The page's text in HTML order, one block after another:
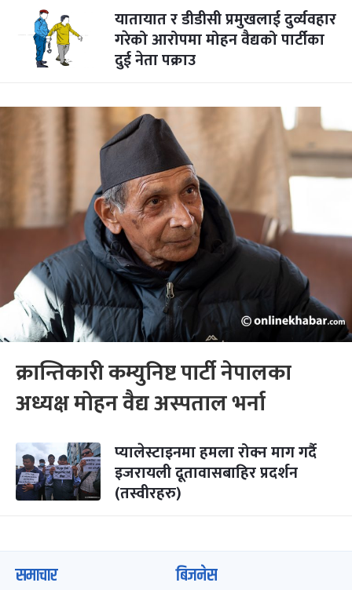
यातायात र डीडीसी प्रमुखलाई दुर्व्यवहार
गरेको आरोपमा मोहन वैद्यको पार्टीका
दुई नेता पक्राउ
क्रान्तिकारी कम्युनिष्ट पार्टी नेपालका
अध्यक्ष मोहन वैद्य अस्पताल भर्ना
प्यालेस्टाइनमा हमला रोक्न माग गर्दै
इजरायली दूतावासबाहिर प्रदर्शन
(तस्वीरहरु)
समाचार बिजनेस